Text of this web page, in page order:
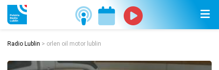
Radio Lublin > orlen oil motor lublin